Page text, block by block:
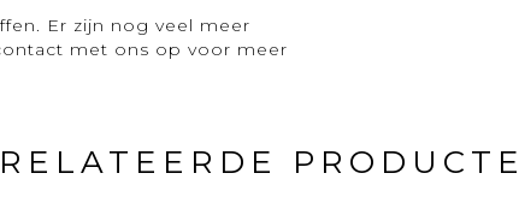
Er zijn nog veel meer
met ons op voor meer